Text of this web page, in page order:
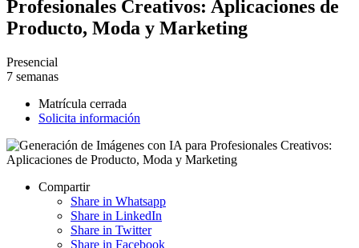
Profesionales Creativos: Aplicaciones de
Producto, Moda y Marketing
Presencial
7 semanas
Matrícula cerrada
Solicita información
Compartir
Share in Whatsapp
Share in LinkedIn
Share in Twitter
Share in Facebook